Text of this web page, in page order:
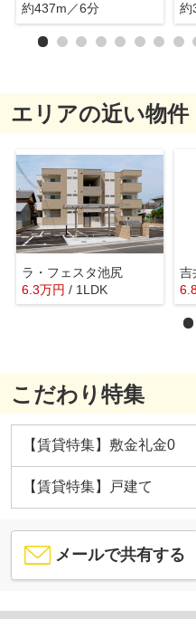
約437m／6分
約
エリアの近い物件
ラ・フェスタ池尻
6.3万円 / 1LDK
吉
こだわり特集
【賃貸特集】敷金礼金0
【賃貸特集】戸建て
メールで共有する